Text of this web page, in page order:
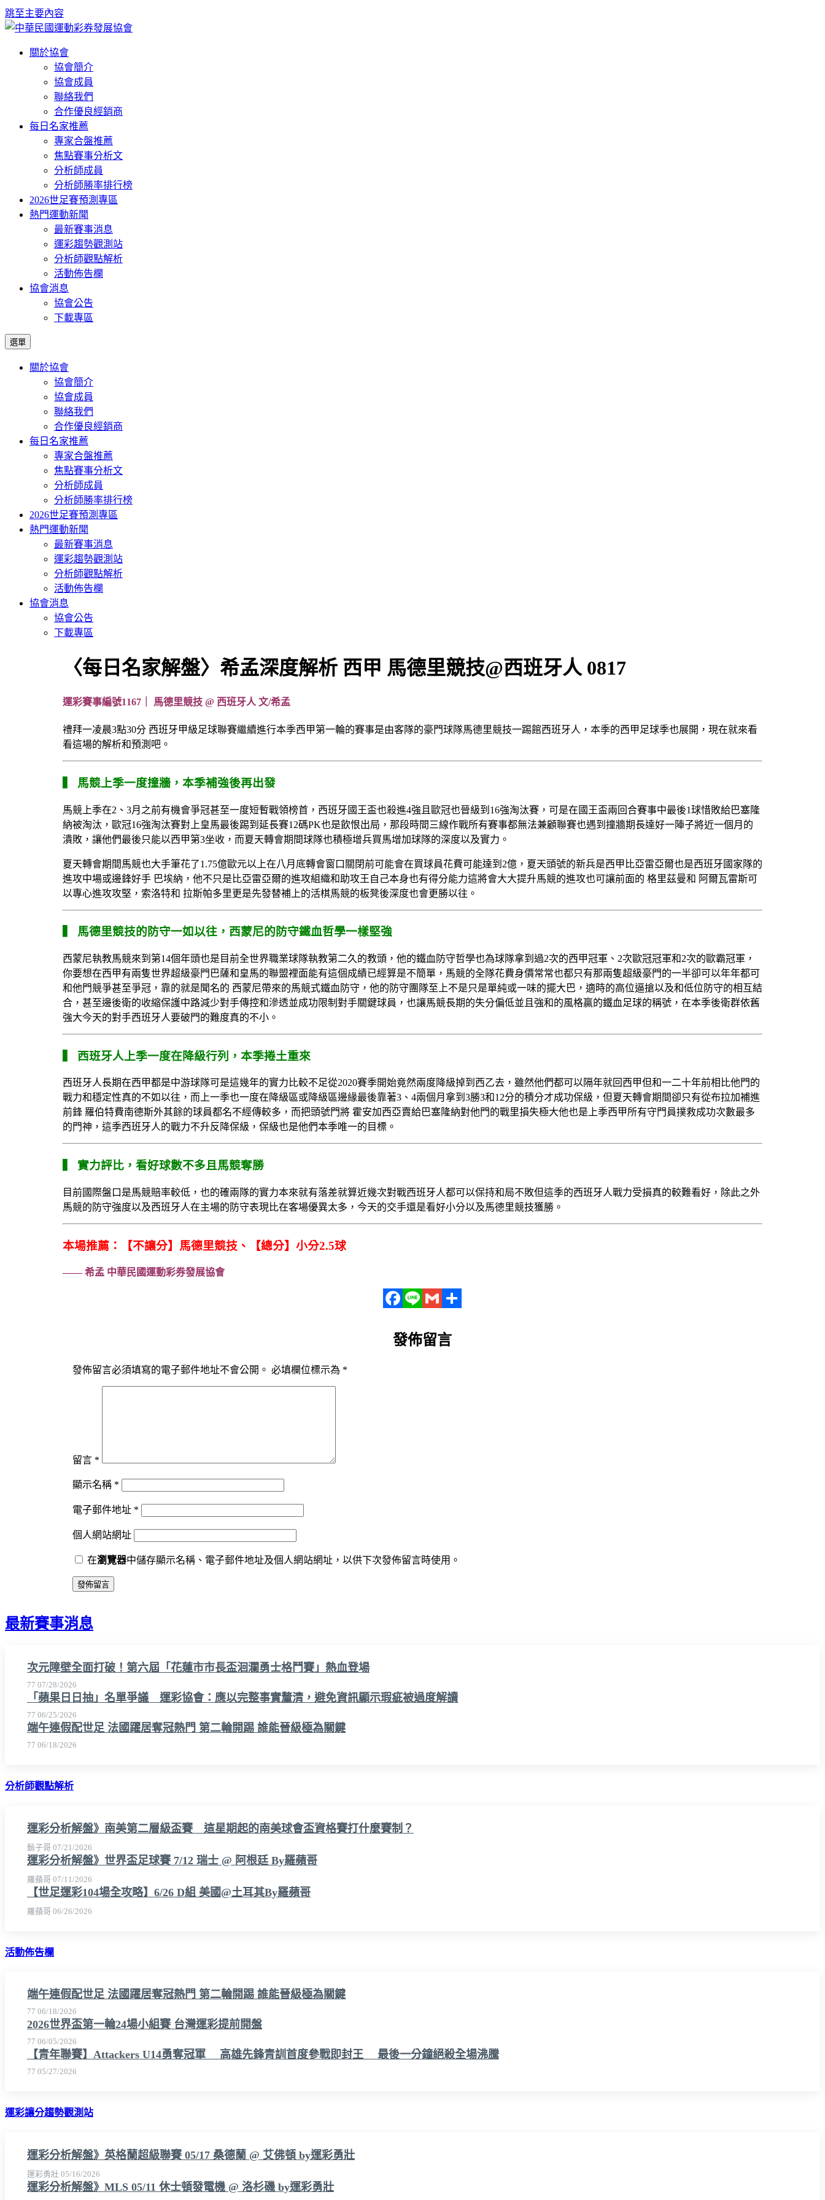
跳至主要內容
關於協會
協會簡介
協會成員
聯絡我們
合作優良經銷商
每日名家推薦
專家合盤推薦
焦點賽事分析文
分析師成員
分析師勝率排行榜
2026世足賽預測專區
熱門運動新聞
最新賽事消息
運彩趨勢觀測站
分析師觀點解析
活動佈告欄
協會消息
協會公告
下載專區
選單
關於協會
協會簡介
協會成員
聯絡我們
合作優良經銷商
每日名家推薦
專家合盤推薦
焦點賽事分析文
分析師成員
分析師勝率排行榜
2026世足賽預測專區
熱門運動新聞
最新賽事消息
運彩趨勢觀測站
分析師觀點解析
活動佈告欄
協會消息
協會公告
下載專區
〈每日名家解盤〉希孟深度解析 西甲 馬德里競技@西班牙人 0817
運彩賽事編號1167｜ 馬德里競技 @ 西班牙人 文/希孟
禮拜一凌晨3點30分 西班牙甲級足球聯賽繼續進行本季西甲第一輪的賽事是由客隊的豪門球隊馬德里競技一踢館西班牙人，本季的西甲足球季也展開，現在就來看
看這場的解析和預測吧。
▍ 馬競上季一度撞牆，本季補強後再出發
馬競上季在2、3月之前有機會爭冠甚至一度短暫戰領榜首，西班牙國王盃也殺進4強且歐冠也晉級到16強淘汰賽，可是在國王盃兩回合賽事中最後1球惜敗給巴塞隆
納被淘汰，歐冠16強淘汰賽對上皇馬最後踢到延長賽12碼PK也是飲恨出局，那段時間三線作戰所有賽事都無法兼顧聯賽也遇到撞牆期長達好一陣子將近一個月的
潰敗，讓他們最後只能以西甲第3坐收，而夏天轉會期間球隊也積極增兵買馬增加球隊的深度以及實力。
夏天轉會期間馬競也大手筆花了1.75億歐元以上在八月底轉會窗口關閉前可能會在買球員花費可能達到2億，夏天頭號的新兵是西甲比亞雷亞爾也是西班牙國家隊的
進攻中場或邊鋒好手 巴埃納，他不只是比亞雷亞爾的進攻組織和助攻王自己本身也有得分能力這將會大大提升馬競的進攻也可讓前面的 格里茲曼和 阿爾瓦雷斯可
以專心進攻攻堅，索洛特和 拉斯帕多里更是先發替補上的活棋馬競的板凳後深度也會更勝以往。
馬德里競技的防守一如以往，西蒙尼的防守鐵血哲學一樣堅強
西蒙尼執教馬競來到第14個年頭也是目前全世界職業球隊執教第二久的教頭，他的鐵血防守哲學也為球隊拿到過2次的西甲冠軍、2次歐冠冠軍和2次的歐霸冠軍，
你要想在西甲有兩隻世界超級豪門巴薩和皇馬的聯盟裡面能有這個成績已經算是不簡單，馬競的全隊花費身價常常也都只有那兩隻超級豪門的一半卻可以年年都可
和他門競爭甚至爭冠，靠的就是聞名的 西蒙尼帶來的馬競式鐵血防守，他的防守團隊至上不是只是單純或一味的擺大巴，適時的高位逼搶以及和低位防守的相互結
合，甚至邊後衛的收縮保護中路減少對手傳控和滲透並成功限制對手關鍵球員，也讓馬競長期的失分偏低並且強和的風格贏的鐵血足球的稱號，在本季後衛群依舊
強大今天的對手西班牙人要破門的難度真的不小。
西班牙人上季一度在降級行列，本季捲土重來
西班牙人長期在西甲都是中游球隊可是這幾年的實力比較不足從2020賽季開始竟然兩度降級掉到西乙去，雖然他們都可以隔年就回西甲但和一二十年前相比他門的
戰力和穩定性真的不如以往，而上一季也一度在降級區或降級區邊緣最後靠著3、4兩個月拿到3勝3和12分的積分才成功保級，但夏天轉會期間卻只有從布拉加補進
前鋒 羅伯特費南德斯外其餘的球員都名不經傳較多，而把頭號門將 霍安加西亞賣給巴塞隆納對他門的戰里損失極大他也是上季西甲所有守門員撲救成功次數最多
的門神，這季西班牙人的戰力不升反降保級，保級也是他們本季唯一的目標。
實力評比，看好球數不多且馬競奪勝
目前國際盤口是馬競賠率較低，也的確兩隊的實力本來就有落差就算近幾次對戰西班牙人都可以保持和局不敗但這季的西班牙人戰力受損真的較難看好，除此之外
馬競的防守強度以及西班牙人在主場的防守表現比在客場優異太多，今天的交手還是看好小分以及馬德里競技獲勝。
本場推薦：【不讓分】馬德里競技、【總分】小分2.5球
—— 希孟 中華民國運動彩券發展協會
享
發佈留言
發佈留言必須填寫的電子郵件地址不會公開。 必填欄位標示為 *
留言 *
顯示名稱 *
電子郵件地址 *
個人網站網址
在瀏覽器中儲存顯示名稱、電子郵件地址及個人網站網址，以供下次發佈留言時使用。
最新賽事消息
次元障壁全面打破！第六屆「花蓮市市長盃洄瀾勇士格鬥賽」熱血登場
77 07/28/2026
「蘋果日日抽」名單爭議 運彩協會：應以完整事實釐清，避免資訊顯示瑕疵被過度解讀
77 06/25/2026
端午連假配世足 法國躍居奪冠熱門 第二輪開踢 誰能晉級極為關鍵
77 06/18/2026
分析師觀點解析
運彩分析解盤》南美第二層級盃賽 這星期起的南美球會盃資格賽打什麼賽制？
鬍子哥 07/21/2026
運彩分析解盤》世界盃足球賽 7/12 瑞士 @ 阿根廷 By羅蘋哥
羅蘋哥 07/11/2026
【世足運彩104場全攻略】6/26 D組 美國@土耳其By羅蘋哥
羅蘋哥 06/26/2026
活動佈告欄
端午連假配世足 法國躍居奪冠熱門 第二輪開踢 誰能晉級極為關鍵
77 06/18/2026
2026世界盃第一輪24場小組賽 台灣運彩提前開盤
77 06/05/2026
【青年聯賽】Attackers U14勇奪冠軍 高雄先鋒青訓首度參戰即封王 最後一分鐘絕殺全場沸騰
77 05/27/2026
運彩讓分趨勢觀測站
運彩分析解盤》英格蘭超級聯賽 05/17 桑德蘭 @ 艾佛頓 by運彩勇壯
運彩勇壯 05/16/2026
運彩分析解盤》MLS 05/11 休士頓發電機 @ 洛杉磯 by運彩勇壯